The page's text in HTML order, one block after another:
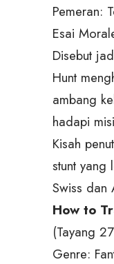
Pemeran:
Esai
Disebut
Hunt
ambang
hadapi
Kisah
stunt yang
Swiss dan
How to
(Tayang
Genre: